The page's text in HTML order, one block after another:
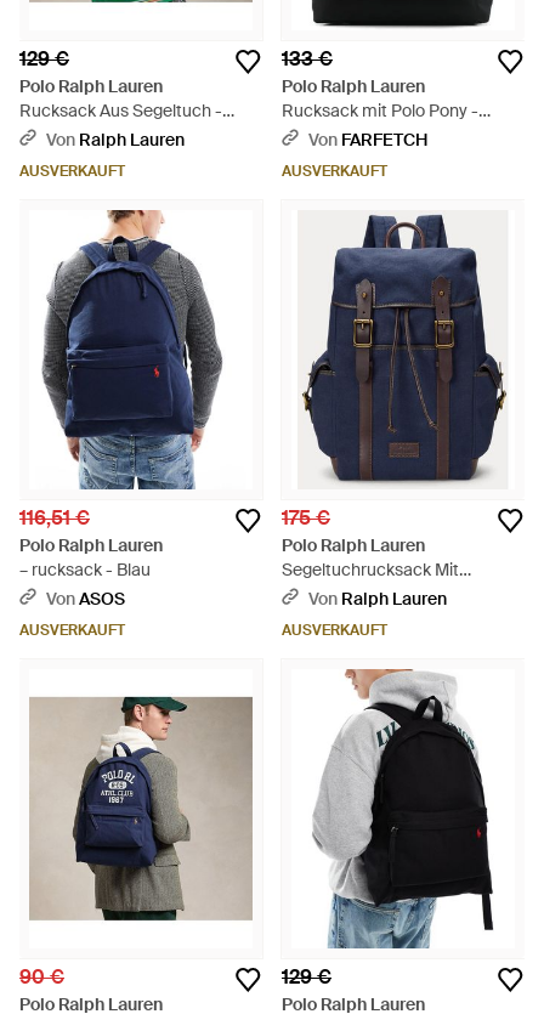
129 €
Polo Ralph Lauren
Rucksack Aus Segeltuch -
GrünVon Ralph Lauren
AUSVERKAUFT
133 €
Polo Ralph Lauren
Rucksack mit Polo Pony -
Schwarz
Von FARFETCH
AUSVERKAUFT
116,51 €
Polo Ralph Lauren
– rucksack - Blau
VonASOS
AUSVERKAUFT
175 €
Polo Ralph Lauren
Segeltuchrucksack Mit
Lederbesatz - Blau
Von Ralph Lauren
AUSVERKAUFT
90 €
Polo Ralph Lauren
129 €
Polo Ralph Lauren